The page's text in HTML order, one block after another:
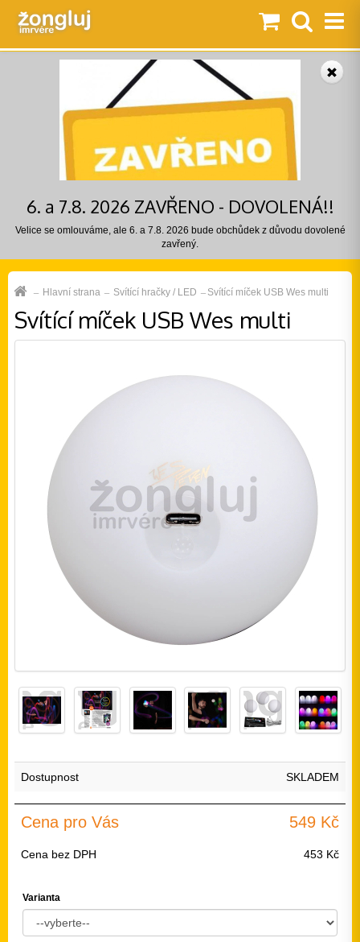
6. a 7.8. 2026 ZAVŘENO - DOVOLENÁ!!
Velice se omlouváme, ale 6. a 7.8. 2026 bude obchůdek z důvodu dovolené
zavřený.
Hlavní strana Svítící hračky / LED Svítící míček USB Wes multi
Svítící míček USB Wes multi
Dostupnost SKLADEM
Cena pro Vás 549 Kč
Cena bez DPH 453 Kč
Varianta